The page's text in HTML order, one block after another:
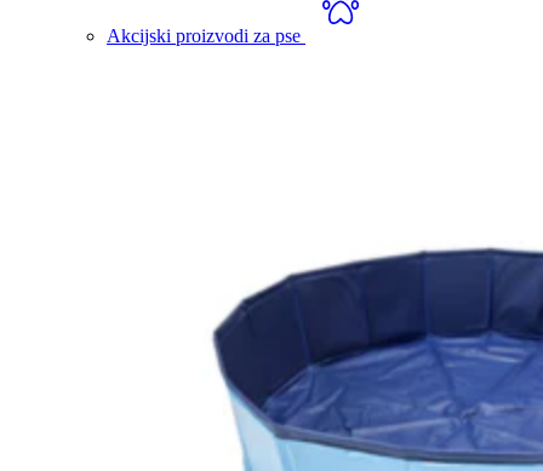
Akcijski proizvodi za pse